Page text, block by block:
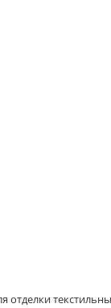
отделки